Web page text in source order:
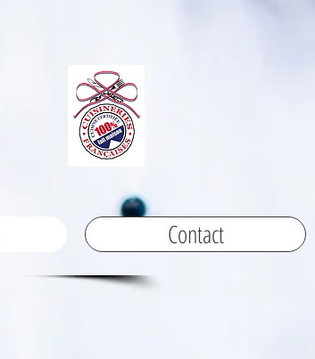
Contact